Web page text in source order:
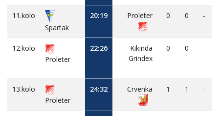
11.kolo
Spartak
20:19 Proleter 0 0 -
12.kolo
Proleter
22:26
Kikinda
Grindex
0 0 -
13.kolo
Proleter
24:32 Crvenka 1 1 -